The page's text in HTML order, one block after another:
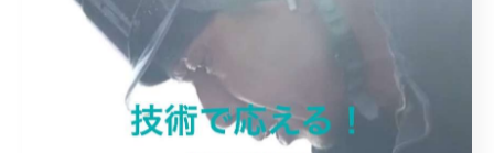
市原市で納得の屋根塗装を選ぶ秘訣を